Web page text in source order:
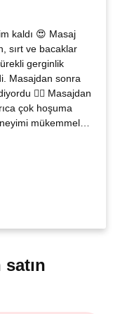
kaldı 😍 Masaj
sırt ve bacaklar
gerginlik
Masajdan sonra
💆‍♀️ Masajdan
çok hoşuma
mükemmel